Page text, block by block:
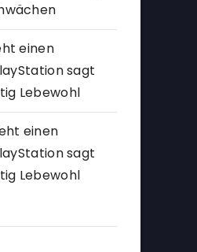
einen
sagt
Lebewohl
einen
sagt
Lebewohl